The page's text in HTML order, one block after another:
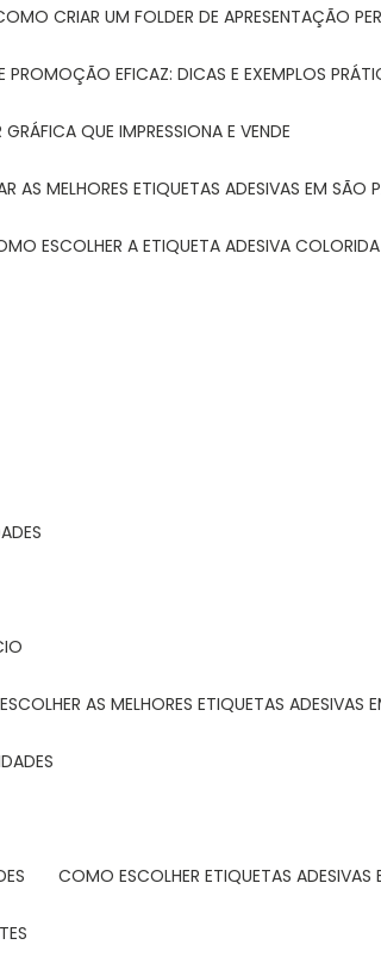
COMO CRIAR UM FOLDER DE APRESENTAÇÃO
PROMOÇÃO EFICAZ: DICAS E EXEMPLOS
QUE IMPRESSIONA E VENDE
AS MELHORES ETIQUETAS ADESIVAS EM SÃO
ESCOLHER A ETIQUETA ADESIVA
AS MELHORES ETIQUETAS ADESIVAS
COMO ESCOLHER ETIQUETAS